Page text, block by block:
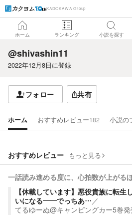
KADOKAWA Group
ホーム ランキング 小説を探す
@shivashin11
2022年12月8日に登録
フォロー 共有
ホーム おすすめレビュー182 小説の
おすすめレビュー もっと見る
一話読み進める度に、心拍数が上がる
【休載しています】悪役貴族に転
いになる――でっちあ…／
てるゆーぬ@キャンピングカー5巻発